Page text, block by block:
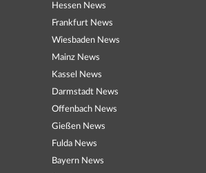
Hessen News
Frankfurt News
Wiesbaden News
Mainz News
Kassel News
Darmstadt News
Offenbach News
Gießen News
Fulda News
Bayern News